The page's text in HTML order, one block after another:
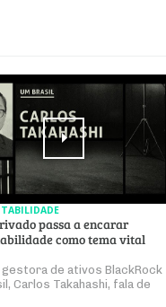
passa a encarar
como tema vital
gestora de ativos BlackRock
Carlos Takahashi, fala de